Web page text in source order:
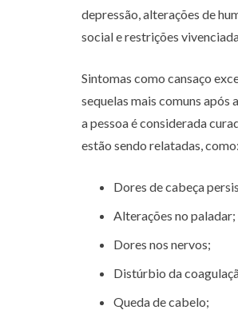
depressão, alterações de
social e restrições
Sintomas como cansaço
sequelas mais comuns após
a pessoa é considerada
estão sendo relatadas, como:
Dores de cabeça
Alterações no paladar;
Dores nos nervos;
Distúrbio da
Queda de cabelo;